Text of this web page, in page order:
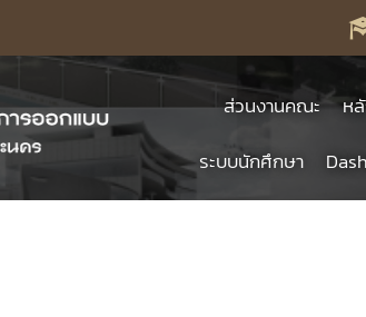
ส่วนงานคณะ ห
ระบบนักศึกษา